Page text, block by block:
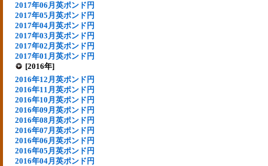
2017年06月英ポンド円
2017年05月英ポンド円
2017年04月英ポンド円
2017年03月英ポンド円
2017年02月英ポンド円
2017年01月英ポンド円
[2016年]
2016年12月英ポンド円
2016年11月英ポンド円
2016年10月英ポンド円
2016年09月英ポンド円
2016年08月英ポンド円
2016年07月英ポンド円
2016年06月英ポンド円
2016年05月英ポンド円
2016年04月英ポンド円